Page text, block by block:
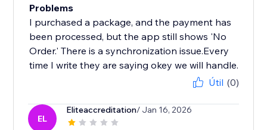
Problems
​I purchased a package, and the payment has
been processed, but the app still shows 'No
Order.' There is a synchronization issue.Every
time I write they are saying okey we will handle.
Útil (0)
EL
Eliteaccreditation/ Jan 16, 2026